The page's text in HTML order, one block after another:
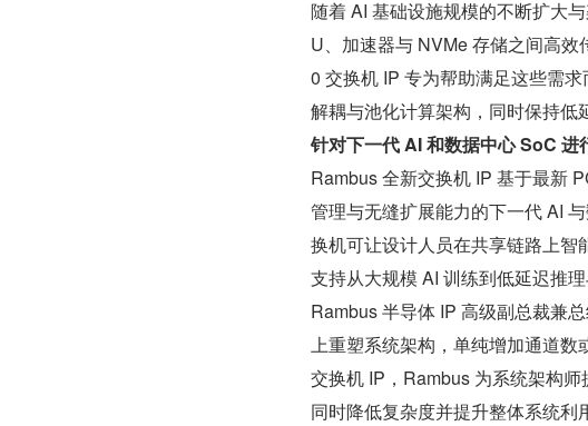
随着 AI 基础设施规模的不断扩大
U、加速器与 NVMe 存储之间高
0 交换机 IP 专为帮助满足这些需
解耦与池化计算架构，同时保持低
针对下一代 AI 和数据中心 SoC 进
Rambus 全新交换机 IP 基于最新
管理与无缝扩展能力的下一代 AI
换机可让设计人员在共享链路上
支持从大规模 AI 训练到低延迟推
Rambus 半导体 IP 高级副总裁兼
上重塑系统架构，单纯增加通道数
交换机 IP，Rambus 为系统架构
同时降低复杂度并提升整体系统